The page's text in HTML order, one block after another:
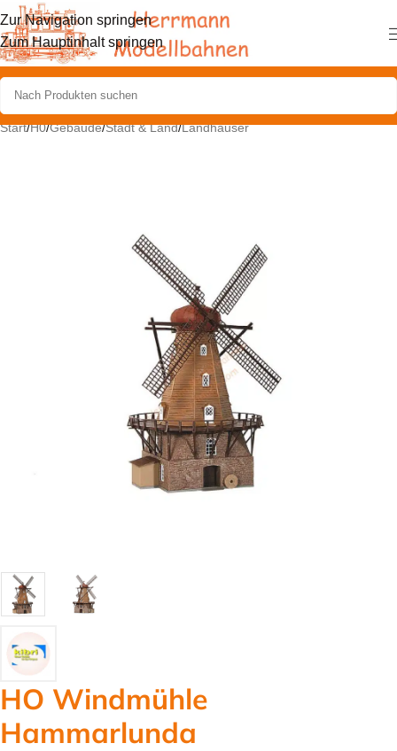
Zur Navigation springen
Zum Hauptinhalt springen
Start/H0/Gebäude/Stadt & Land/Landhäuser
HO Windmühle
Hammarlunda